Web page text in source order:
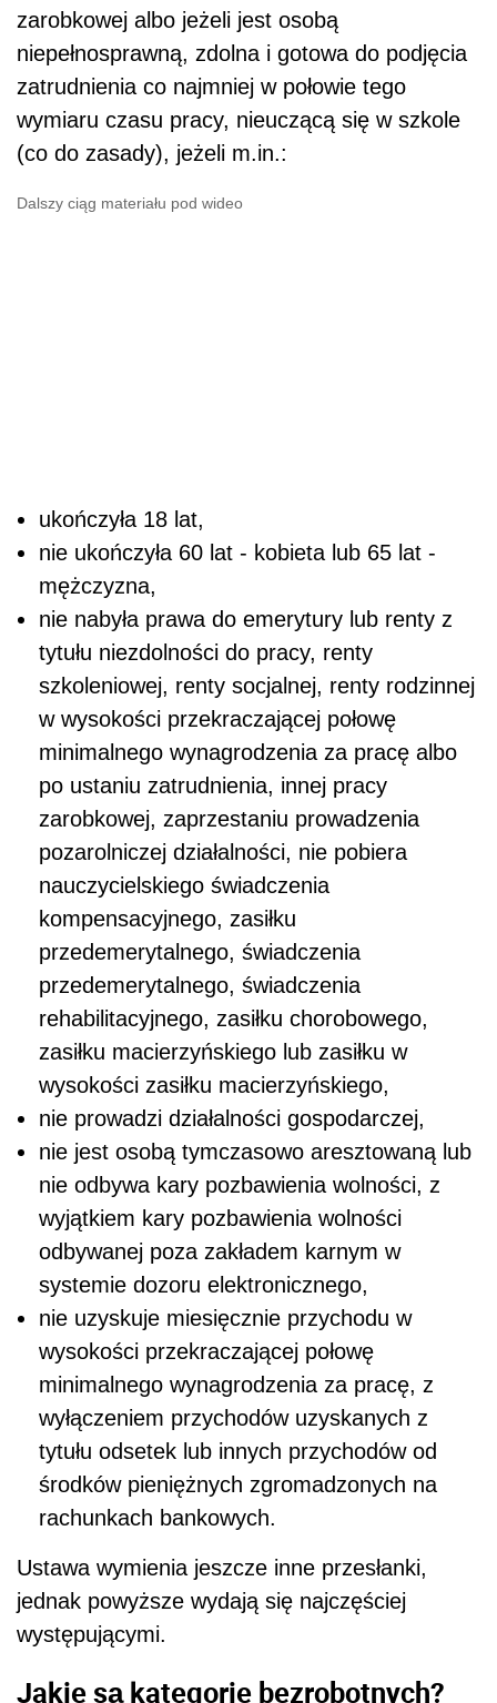
zarobkowej albo jeżeli jest osobą
niepełnosprawną, zdolna i gotowa do podjęcia
zatrudnienia co najmniej w połowie tego
wymiaru czasu pracy, nieuczącą się w szkole
(co do zasady), jeżeli m.in.:
Dalszy ciąg materiału pod wideo
ukończyła 18 lat,
nie ukończyła 60 lat - kobieta lub 65 lat -
mężczyzna,
nie nabyła prawa do emerytury lub renty z
tytułu niezdolności do pracy, renty
szkoleniowej, renty socjalnej, renty rodzinnej
w wysokości przekraczającej połowę
minimalnego wynagrodzenia za pracę albo
po ustaniu zatrudnienia, innej pracy
zarobkowej, zaprzestaniu prowadzenia
pozarolniczej działalności, nie pobiera
nauczycielskiego świadczenia
kompensacyjnego, zasiłku
przedemerytalnego, świadczenia
przedemerytalnego, świadczenia
rehabilitacyjnego, zasiłku chorobowego,
zasiłku macierzyńskiego lub zasiłku w
wysokości zasiłku macierzyńskiego,
nie prowadzi działalności gospodarczej,
nie jest osobą tymczasowo aresztowaną lub
nie odbywa kary pozbawienia wolności, z
wyjątkiem kary pozbawienia wolności
odbywanej poza zakładem karnym w
systemie dozoru elektronicznego,
nie uzyskuje miesięcznie przychodu w
wysokości przekraczającej połowę
minimalnego wynagrodzenia za pracę, z
wyłączeniem przychodów uzyskanych z
tytułu odsetek lub innych przychodów od
środków pieniężnych zgromadzonych na
rachunkach bankowych.
Ustawa wymienia jeszcze inne przesłanki,
jednak powyższe wydają się najczęściej
występującymi.
Jakie są kategorie bezrobotnych?